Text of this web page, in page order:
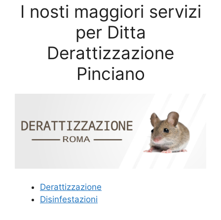
I nosti maggiori servizi
per Ditta
Derattizzazione
Pinciano
Derattizzazione
Disinfestazioni